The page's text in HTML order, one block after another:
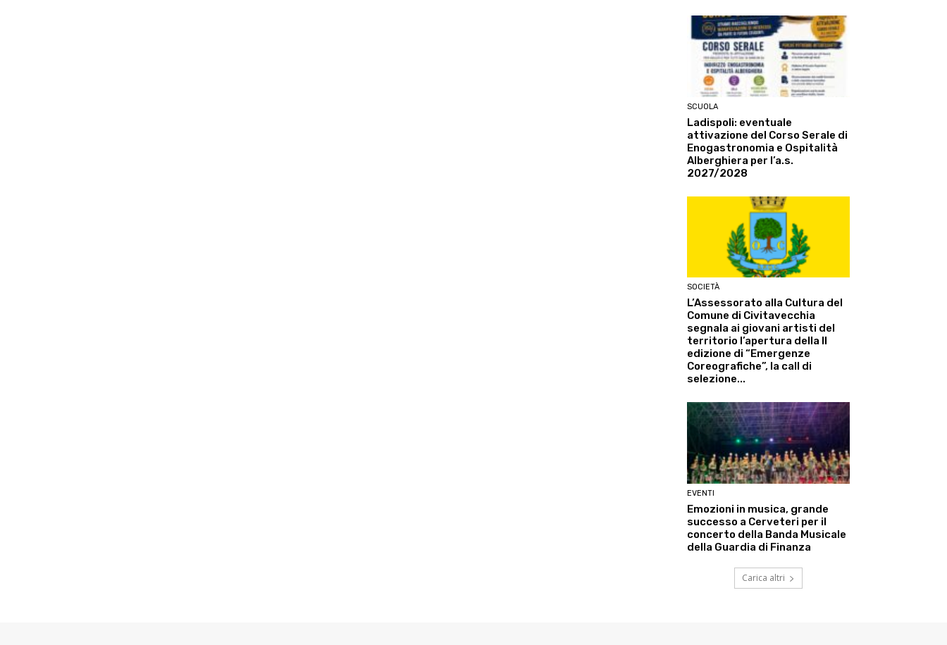
SCUOLA
Ladispoli: eventuale
attivazione del Corso Serale di
Enogastronomia e Ospitalità
Alberghiera per l’a.s.
2027/2028
SOCIETÀ
L’Assessorato alla Cultura del
Comune di Civitavecchia
segnala ai giovani artisti del
territorio l’apertura della II
edizione di “Emergenze
Coreografiche”, la call di
selezione...
EVENTI
Emozioni in musica, grande
successo a Cerveteri per il
concerto della Banda Musicale
della Guardia di Finanza
Carica altri